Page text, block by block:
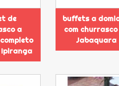
de
a
Ipiranga
buffets a
com
Jabaquara